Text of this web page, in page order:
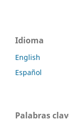
Idioma
English
Español
Palabras